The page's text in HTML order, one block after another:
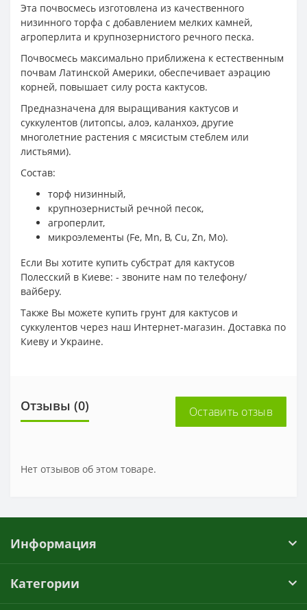
Эта почвосмесь изготовлена из качественного
низинного торфа с добавлением мелких камней,
агроперлита и крупнозернистого речного песка.
Почвосмесь максимально приближена к естественным
почвам Латинской Америки, обеспечивает аэрацию
корней, повышает силу роста кактусов.
Предназначена для выращивания кактусов и
суккулентов (литопсы, алоэ, каланхоэ, другие
многолетние растения с мясистым стеблем или
листьями).
Состав:
торф низинный,
крупнозернистый речной песок,
агроперлит,
микроэлементы (Fe, Mn, B, Cu, Zn, Mo).
Если Вы хотите купить субстрат для кактусов
Полесский в Киеве: - звоните нам по телефону/
вайберу.
Также Вы можете купить грунт для кактусов и
суккулентов через наш Интернет-магазин. Доставка по
Киеву и Украине.
Отзывы (0) Оставить отзыв
Нет отзывов об этом товаре.
Информация
Категории